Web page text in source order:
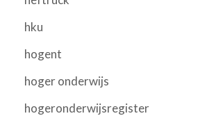
hku
hogent
hoger onderwijs
hogeronderwijsregister